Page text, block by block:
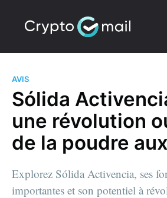
AVIS
Sólida
une révolution
de la poudre
Explorez Sólida Activencia, ses
importantes et son potentiel à